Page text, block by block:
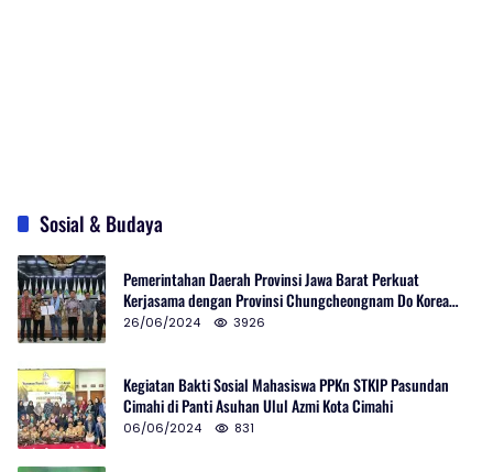
Sosial & Budaya
Pemerintahan Daerah Provinsi Jawa Barat Perkuat
Kerjasama dengan Provinsi Chungcheongnam Do Korea
Selatan
26/06/2024 3926
Kegiatan Bakti Sosial Mahasiswa PPKn STKIP Pasundan
Cimahi di Panti Asuhan Ulul Azmi Kota Cimahi
06/06/2024 831